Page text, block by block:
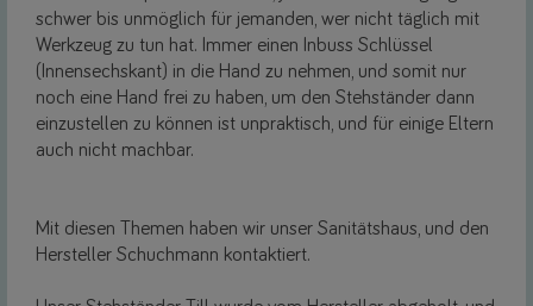
schwer bis unmöglich für jemanden, wer nicht täglich mit
Werkzeug zu tun hat. Immer einen Inbuss Schlüssel
(Innensechskant) in die Hand zu nehmen, und somit nur
noch eine Hand frei zu haben, um den Stehständer dann
einzustellen zu können ist unpraktisch, und für einige Eltern
auch nicht machbar.
Mit diesen Themen haben wir unser Sanitätshaus, und den
Hersteller Schuchmann kontaktiert.